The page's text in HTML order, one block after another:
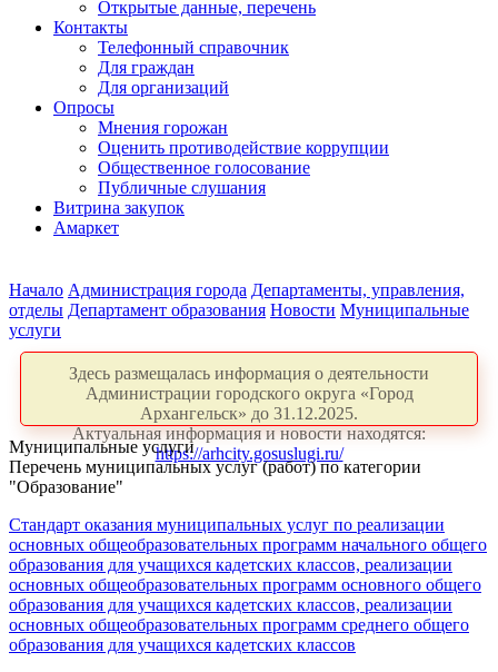
Открытые данные, перечень
Контакты
Телефонный справочник
Для граждан
Для организаций
Опросы
Мнения горожан
Оценить противодействие коррупции
Общественное голосование
Публичные слушания
Витрина закупок
Амаркет
Начало Администрация города Департаменты, управления,
отделы Департамент образования Новости Муниципальные
услуги
Здесь размещалась информация о деятельности
Администрации городского округа «Город
Архангельск» до 31.12.2025.
Актуальная информация и новости находятся:
https://arhcity.gosuslugi.ru/
Муниципальные услуги
Перечень муниципальных услуг (работ) по категории
"Образование"
Стандарт оказания муниципальных услуг по реализации
основных общеобразовательных программ начального общего
образования для учащихся кадетских классов, реализации
основных общеобразовательных программ основного общего
образования для учащихся кадетских классов, реализации
основных общеобразовательных программ среднего общего
образования для учащихся кадетских классов